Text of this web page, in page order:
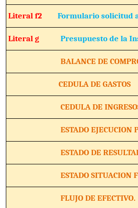
Literal f2Formulario solicitud
Literal gPresupuesto de la
BALANCE DE
CEDULA DE GASTOS
CEDULA DE
ESTADO EJECUCION
ESTADO DE
ESTADO SITUACION
FLUJO DE EFECTIVO.